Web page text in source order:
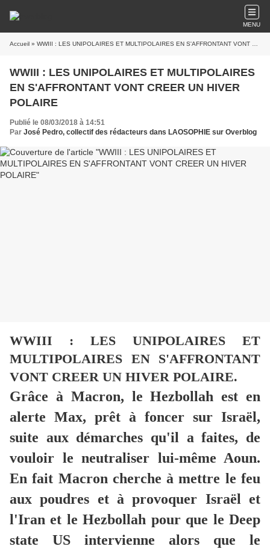
MENU
Accueil » WWIII : LES UNIPOLAIRES ET MULTIPOLAIRES EN S'AFFRONTANT VONT CREER UN HIVER POLAIRE
WWIII : LES UNIPOLAIRES ET MULTIPOLAIRES
EN S'AFFRONTANT VONT CREER UN HIVER
POLAIRE
Publié le 08/03/2018 à 14:51
Par José Pedro, collectif des rédacteurs dans LAOSOPHIE sur Overblog
WWIII : LES UNIPOLAIRES ET
MULTIPOLAIRES EN S'AFFRONTANT
VONT CREER UN HIVER POLAIRE.
Grâce à Macron, le Hezbollah est en
alerte Max, prêt à foncer sur Israël,
suite aux démarches qu'il a faites, de
vouloir le neutraliser lui-même Aoun.
En fait Macron cherche à mettre le feu
aux poudres et à provoquer Israël et
l'Iran et le Hezbollah pour que le Deep
state US intervienne alors que le